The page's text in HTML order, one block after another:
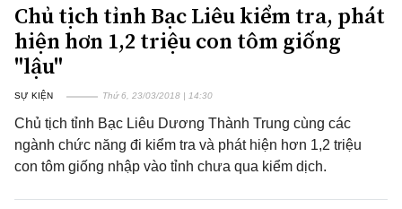
Chủ tịch tỉnh Bạc Liêu kiểm tra, phát
hiện hơn 1,2 triệu con tôm giống
"lậu"
SỰ KIỆN Thứ 6, 23/03/2018 | 14:30
Chủ tịch tỉnh Bạc Liêu Dương Thành Trung cùng các
ngành chức năng đi kiểm tra và phát hiện hơn 1,2 triệu
con tôm giống nhập vào tỉnh chưa qua kiểm dịch.